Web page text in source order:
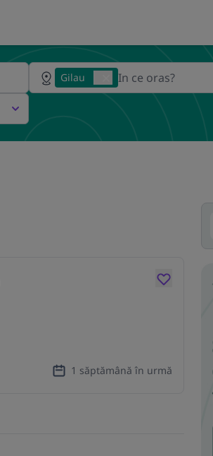
Gilau
1 săptămână în urmă